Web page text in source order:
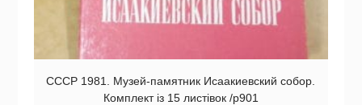
СССР 1981. Музей-памятник Исаакиевский собор.
Комплект із 15 листівок /р901